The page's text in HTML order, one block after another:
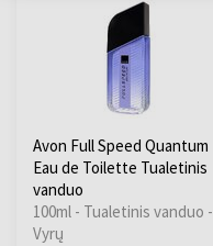
Avon Full Speed Quantum
Eau de Toilette Tualetinis
vanduo
100ml - Tualetinis vanduo -
Vyrų